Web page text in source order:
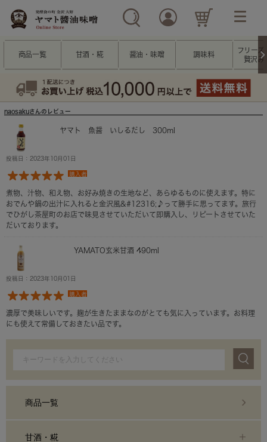
商品一覧 甘酒・糀 醤油・味噌 調味料
フリーズ
贅沢み
naosakuさんのレビュー
ヤマト 魚醤 いしるだし 300ml
投稿日：2023年10月01日
購入者
煮物、汁物、和え物、お好み焼きの生地など、あらゆるものに使えます。特に
おでんや鍋の出汁に入れると金沢風&#12316;♪って勝手に思ってます。旅行
でひがし茶屋町のお店で味見させていただいて即購入し、リピートさせていた
だいております。
YAMATO玄米甘酒 490ml
投稿日：2023年10月01日
購入者
濃厚で美味しいです。麹が生きたままなのがとても気に入っています。お料理
にも使えて常備しておきたい品です。
商品一覧
甘酒・糀